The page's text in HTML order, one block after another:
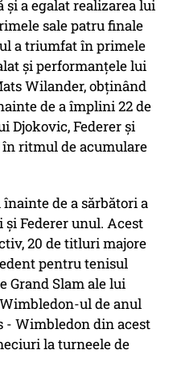
și a egalat realizarea lui
sale patru finale
a triumfat în primele
și performanțele lui
Wilander, obținând
de a împlini 22 de
Djokovic, Federer și
ritmul de acumulare
de a sărbători a
și Federer unul. Acest
20 de titluri majore
pentru tenisul
Grand Slam ale lui
ul de anul
- Wimbledon din acest
la turneele de